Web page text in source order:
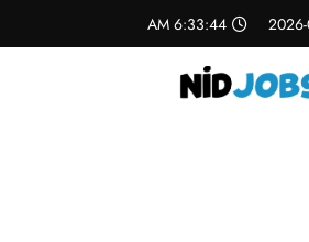
2026-
6:33:46 AM